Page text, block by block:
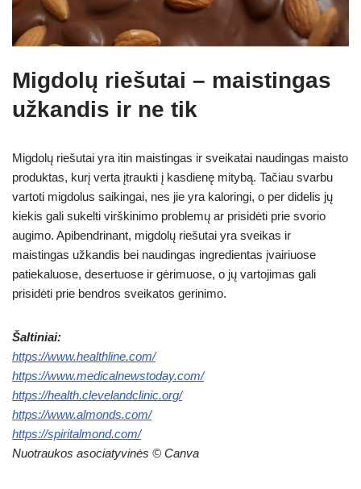
Migdolų riešutai – maistingas
užkandis ir ne tik
Migdolų riešutai yra itin maistingas ir sveikatai naudingas maisto
produktas, kurį verta įtraukti į kasdienę mitybą. Tačiau svarbu
vartoti migdolus saikingai, nes jie yra kaloringi, o per didelis jų
kiekis gali sukelti virškinimo problemų ar prisidėti prie svorio
augimo. Apibendrinant, migdolų riešutai yra sveikas ir
maistingas užkandis bei naudingas ingredientas įvairiuose
patiekaluose, desertuose ir gėrimuose, o jų vartojimas gali
prisidėti prie bendros sveikatos gerinimo.
Šaltiniai:
https://www.healthline.com/
https://www.medicalnewstoday.com/
https://health.clevelandclinic.org/
https://www.almonds.com/
https://spiritalmond.com/
Nuotraukos asociatyvinės © Canva